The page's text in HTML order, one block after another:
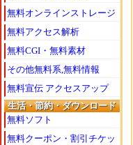
無料オンラインストレージ
無料アクセス解析
無料CGI・無料素材
その他無料系,無料情報
無料宣伝 アクセスアップ
生活・節約・ダウンロード
無料ソフト
無料クーポン・割引チケッ